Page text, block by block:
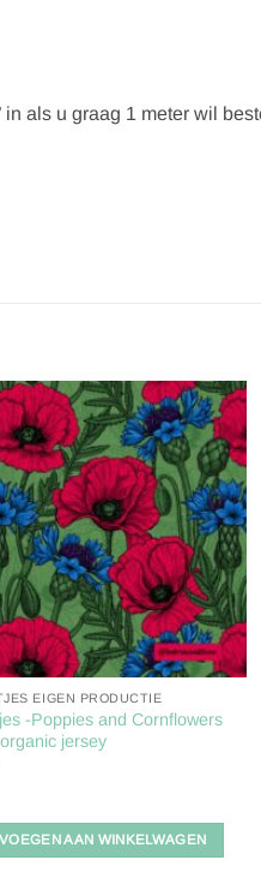
in als u graag 1 meter wil
Toevoegen
aan
verlanglijst
EIGEN PRODUCTIE
-Poppies and Cornflowers
jersey
AAN WINKELWAGEN